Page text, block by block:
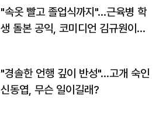
"속옷 빨고 졸업식까지"…근육병 학
생 돌본 공익, 코미디언 김규원이었
"경솔한 언행 깊이 반성"…고개 숙인
신동엽, 무슨 일이길래?